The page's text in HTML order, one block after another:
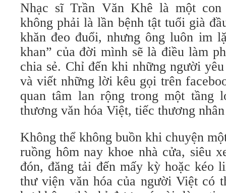
Nhạc sĩ Trần Văn Khê là một
không phải là lần bệnh tật tuổi già
khăn đeo đuổi, nhưng ông luôn im
khan” của đời mình sẽ là điều làm
chia sẻ. Chỉ đến khi những người
và viết những lời kêu gọi trên
quan tâm lan rộng trong một tầng
thương văn hóa Việt, tiếc thương
Không thể không buồn khi chuyện
ruồng hôm nay khoe nhà cửa, siêu
đón, đăng tải đến mấy kỳ hoặc kéo
thư viện văn hóa của người Việt có